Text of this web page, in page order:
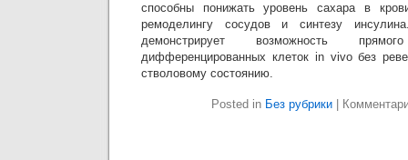
способны понижать уровень сахара в
ремоделингу сосудов и синтезу
демонстрирует возможность прямого
дифференцированных клеток in vivo без
стволовому состоянию.
Posted in Без рубрики